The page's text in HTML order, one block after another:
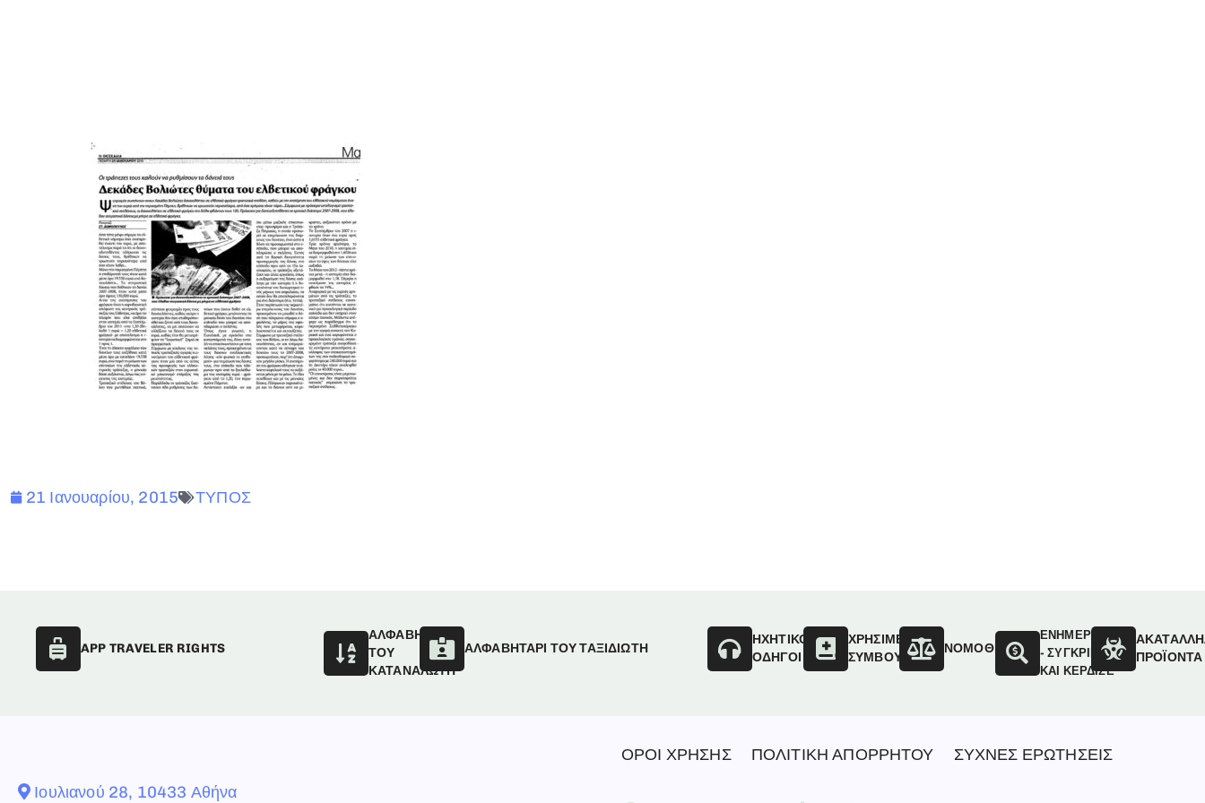
21 Ιανουαρίου, 2015 ΤΥΠΟΣ
APP TRAVELER RIGHTS
ΑΛΦΑΒΗΤΑΡΙ
ΤΟΥ
ΚΑΤΑΝΑΛΩΤΗ
ΑΛΦΑΒΗΤΑΡΙ ΤΟΥ ΤΑΞΙΔΙΩΤΗ
ΗΧΗΤΙΚΟΙ
ΟΔΗΓΟΙ
ΧΡΗΣΙΜΕΣ
ΣΥΜΒΟΥΛΕΣ
ΝΟΜΟΘΕΣΙΑ
ΕΝΗΜΕΡΩΣΟΥ
- ΣΥΓΚΡΙΝΕ
ΚΑΙ ΚΕΡΔΙΣΕ
ΠΡΟΪΟΝΤΑ
Ιουλιανού 28, 10433 Αθήνα
ΟΡΟΙ ΧΡΗΣΗΣ ΠΟΛΙΤΙΚΗ ΑΠΟΡΡΗΤΟΥ ΣΥΧΝΕΣ ΕΡΩΤΗΣΕΙΣ